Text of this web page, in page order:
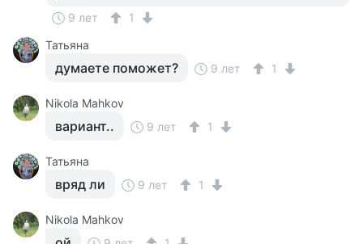
9 лет
1
Татьяна
думаете поможет? 9 лет 1
Nikola Mahkov
вариант.. 9 лет 1
Татьяна
вряд ли 9 лет 1
Nikola Mahkov